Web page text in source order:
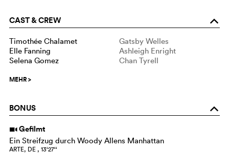
CAST & CREW o
Timothée Chalamet
Gatsby Welles
Elle Fanning
Ashleigh Enright
Selena Gomez
Chan Tyrell
MEHR>
BONUS o
i Gefilmt
Ein Streifzug durch Woody Allens Manhattan
ARTE, DE , 13‘27‘‘